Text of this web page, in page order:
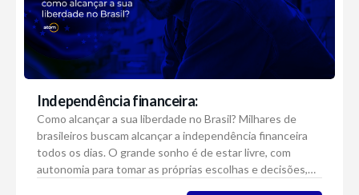
Independência financeira:
Como alcançar a sua liberdade no Brasil? Milhares de
brasileiros buscam alcançar a independência financeira
todos os dias. O grande sonho é de estar livre, com
autonomia para tomar as próprias escolhas e decisões,